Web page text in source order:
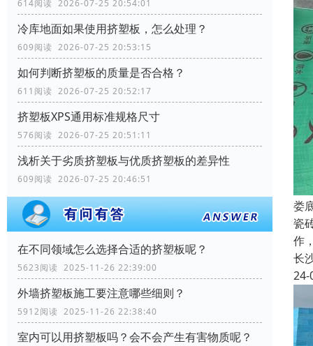
614阅读 2026-07-25 20:54:01
冷库地面如果使用挤塑板，怎么处理？
609阅读 2026-07-25 20:53:15
如何判断挤塑板的质量是否合格？
611阅读 2026-07-25 20:52:17
挤塑板XPS通用标准规格尺寸
576阅读 2026-07-25 20:51:11
浅析关于劣质挤塑板与优质挤塑板的差异性
609阅读 2026-07-25 20:46:51
在不同领域怎么选择合适的挤塑板呢？
5623阅读 2025-11-26 22:39:00
外墙挤塑板施工要注意哪些细则？
5912阅读 2025-11-26 22:38:40
室内可以用挤塑板吗？会不会产生有害物质呢？
娄
瓷
作
长
24-